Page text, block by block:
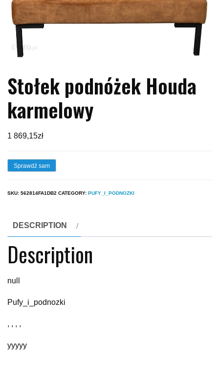
Stołek podnóżek Houda
karmelowy
1 869,15zł
Sprawdź sam
SKU: 562814FA1DB2 CATEGORY: PUFY_I_PODNOZKI
DESCRIPTION
Description
null
Pufy_i_podnozki
, , , ,
yyyyy